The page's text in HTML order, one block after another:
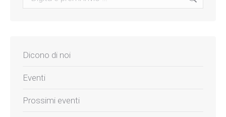
Dicono di noi
Eventi
Prossimi eventi